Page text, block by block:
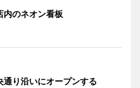
内のネオン看板
通り沿いにオープンする